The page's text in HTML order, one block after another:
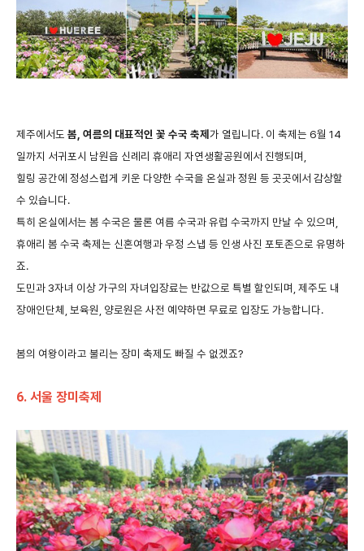
제주에서도 봄 여름의 대표적인 꽃 수국 축제가 열립니다. 이 축제는 6월 14
일까지 서귀포시 남원읍 신례리 휴애리 자연생활공원에서 진행되며,
힐링 공간에 정성스럽게 키운 다양한 수국을 온실과정원 등 곳곳에서 감상할
수 있습니다.
특히 온실에서는 봄 수국은 물론 여름 수국과유럽 수국까지 만날 수 있으며
휴애리 봄 수국 축제는 신혼여행과우정 스냅 등 인생 사진 포토존으로 유명하
죠.
도민과3자녀 이상가구의 자녀입장료는 반값으로 특별 할인되며 제주도 내
장애인단체 보육원 양로원은 사전 예약하면 무료로 입장도 가능합니다.
봄의 여왕이라고 불리는 장미 축제도 빠질 수 없겠죠?
6. 서울 장미축제